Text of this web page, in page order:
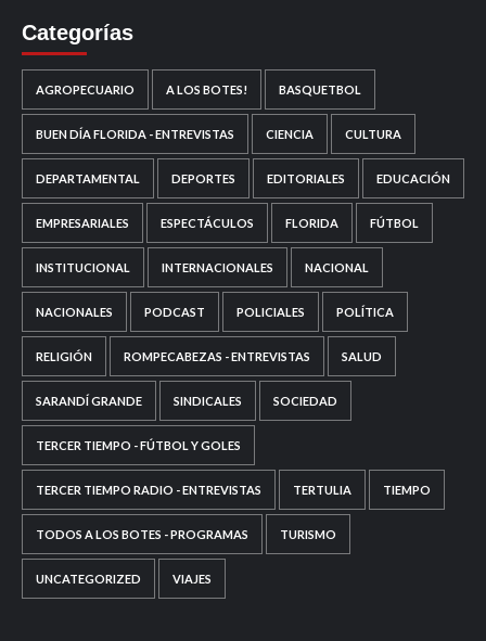
Categorías
AGROPECUARIO A LOS BOTES! BASQUETBOL
BUEN DÍA FLORIDA - ENTREVISTAS CIENCIA CULTURA
DEPARTAMENTAL DEPORTES EDITORIALES EDUCACIÓN
EMPRESARIALES ESPECTÁCULOS FLORIDA FÚTBOL
INSTITUCIONAL INTERNACIONALES NACIONAL
NACIONALES PODCAST POLICIALES POLÍTICA
RELIGIÓN ROMPECABEZAS - ENTREVISTAS SALUD
SARANDÍ GRANDE SINDICALES SOCIEDAD
TERCER TIEMPO - FÚTBOL Y GOLES
TERCER TIEMPO RADIO - ENTREVISTAS TERTULIA TIEMPO
TODOS A LOS BOTES - PROGRAMAS TURISMO
UNCATEGORIZED VIAJES